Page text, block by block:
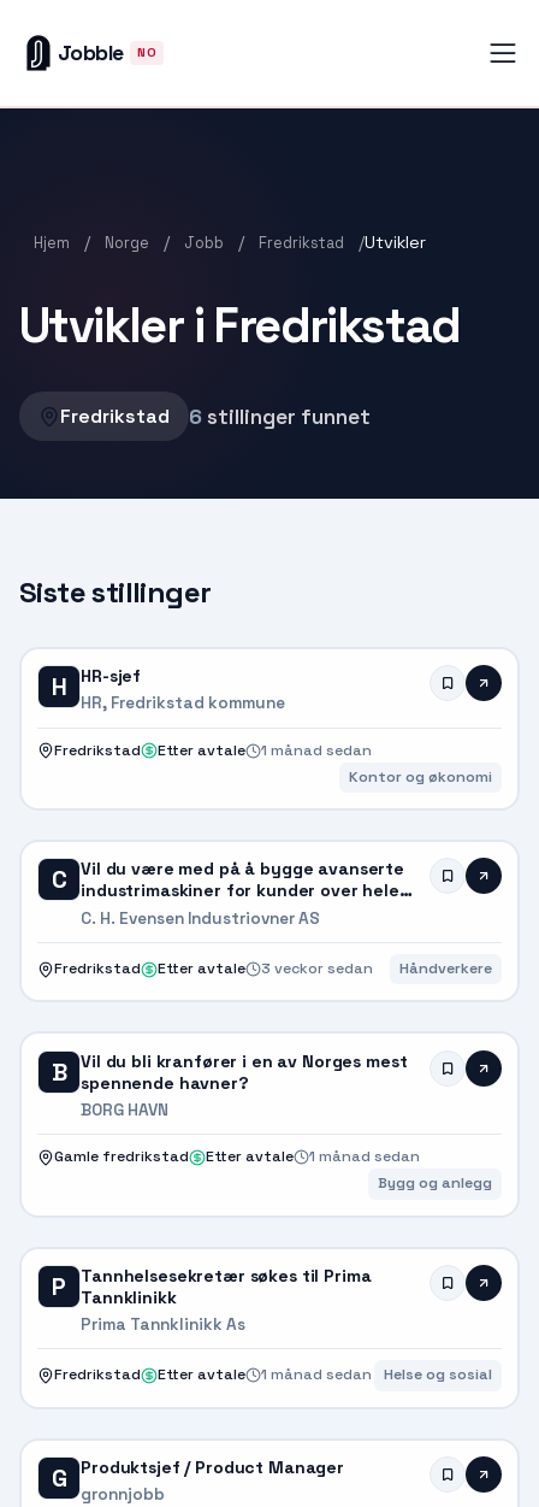
Jobble NO
Hjem / Norge / Jobb / Fredrikstad /Utvikler
Utvikler i Fredrikstad
Fredrikstad 6stillinger funnet
Siste stillinger
H HR-sjef
HR, Fredrikstad kommune
Fredrikstad Etter avtale
1 månad sedan
Kontor og økonomi
C
Vil du være med på å bygge avanserte
industrimaskiner for kunder over hele
verden?
C. H. Evensen Industriovner AS
Fredrikstad Etter avtale 3 veckor sedan Håndverkere
B
Vil du bli kranfører i en av Norges mest
spennende havner?
BORG HAVN
Gamle fredrikstad Etter avtale
1 månad sedan
Bygg og anlegg
P
Tannhelsesekretær søkes til Prima
Tannklinikk
Prima Tannklinikk As
Fredrikstad Etter avtale 1 månad sedan Helse og sosial
G Produktsjef / Product Manager
gronnjobb